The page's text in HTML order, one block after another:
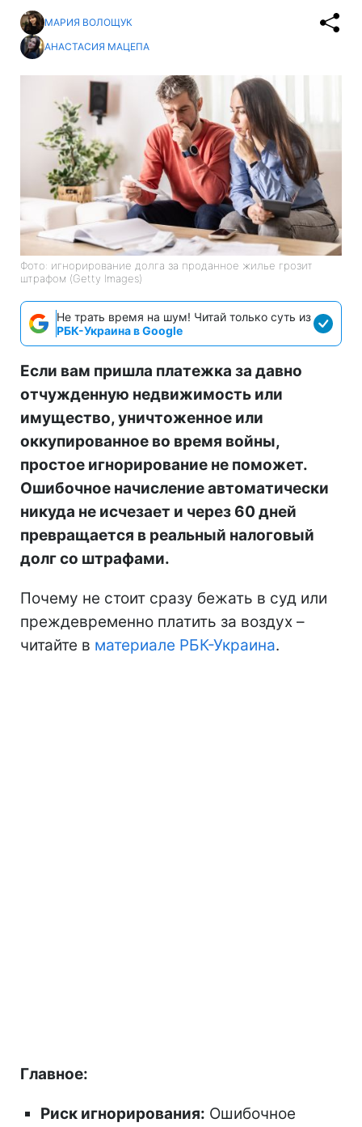
МАРИЯ ВОЛОЩУК
АНАСТАСИЯ МАЦЕПА
Фото: игнорирование долга за проданное жилье грозит
штрафом (Getty Images)
Не трать время на шум! Читай только суть из
РБК-Украина в Google
Если вам пришла платежка за давно
отчужденную недвижимость или
имущество, уничтоженное или
оккупированное во время войны,
простое игнорирование не поможет.
Ошибочное начисление автоматически
никуда не исчезает и через 60 дней
превращается в реальный налоговый
долг со штрафами.
Почему не стоит сразу бежать в суд или
преждевременно платить за воздух –
читайте в материале РБК-Украина.
Главное:
Риск игнорирования: Ошибочное